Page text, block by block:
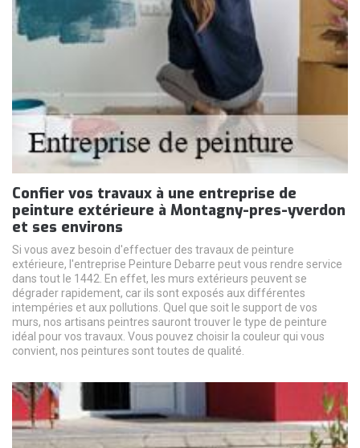
Confier vos travaux à une entreprise de
peinture extérieure à Montagny-pres-yverdon
et ses environs
Si vous avez besoin d'effectuer des travaux de peinture
extérieure, l'entreprise Peinture Debarre peut vous rendre service
dans tout le 1442. En effet, les murs extérieurs peuvent se
dégrader rapidement, car ils sont exposés aux différentes
intempéries et aux pollutions. Quel que soit le support de vos
murs, nos artisans peintres sauront trouver le type de peinture
idéal pour vos travaux. Vous pouvez choisir la couleur qui vous
convient, nos peintures sont toutes de qualité.